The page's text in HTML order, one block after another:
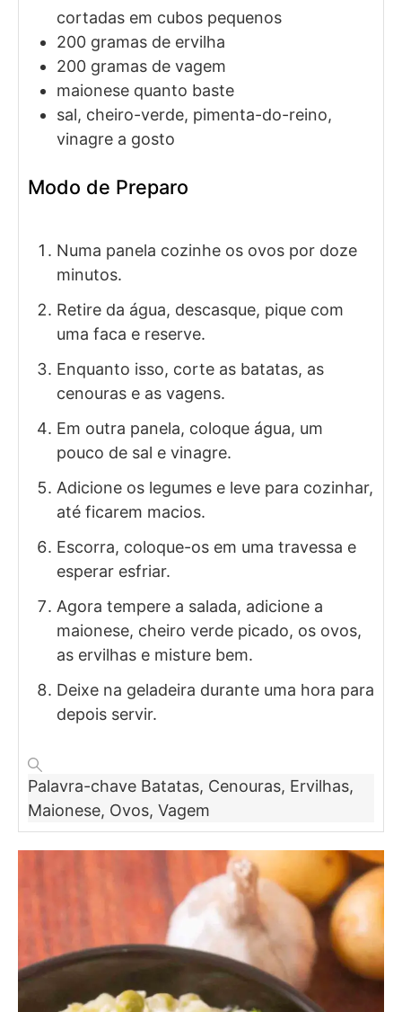
cortadas em cubos pequenos
200 gramas de ervilha
200 gramas de vagem
maionese quanto baste
sal, cheiro-verde, pimenta-do-reino,
vinagre a gosto
Modo de Preparo
Numa panela cozinhe os ovos por doze
minutos.
Retire da água, descasque, pique com
uma faca e reserve.
Enquanto isso, corte as batatas, as
cenouras e as vagens.
Em outra panela, coloque água, um
pouco de sal e vinagre.
Adicione os legumes e leve para cozinhar,
até ficarem macios.
Escorra, coloque-os em uma travessa e
esperar esfriar.
Agora tempere a salada, adicione a
maionese, cheiro verde picado, os ovos,
as ervilhas e misture bem.
Deixe na geladeira durante uma hora para
depois servir.
Palavra-chave Batatas, Cenouras, Ervilhas,
Maionese, Ovos, Vagem